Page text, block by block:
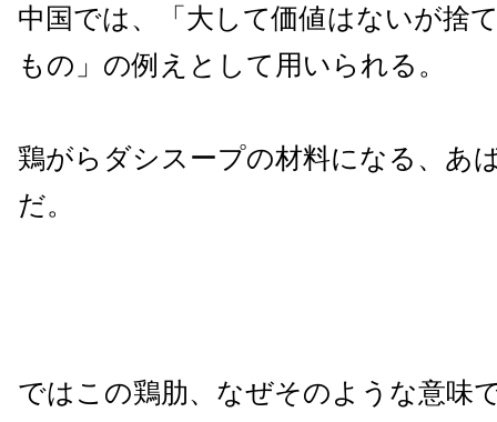
中国では、「大して価値はないが捨
もの」の例えとして用いられる。
鶏がらダシスープの材料になる、あ
だ。
ではこの鶏肋、なぜそのような意味